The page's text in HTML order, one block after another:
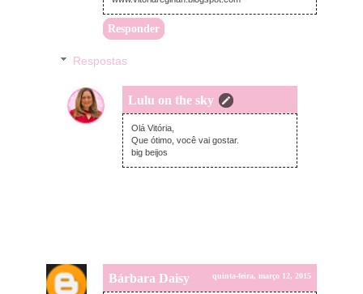
Responder
Respostas
Lulu on the sky
quinta-feira, março 12, 2015
Olá Vitória,
Que ótimo, você vai gostar.
big beijos
Bárbara Daisy quinta-feira, março 12, 2015